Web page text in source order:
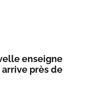
enseigne
près de